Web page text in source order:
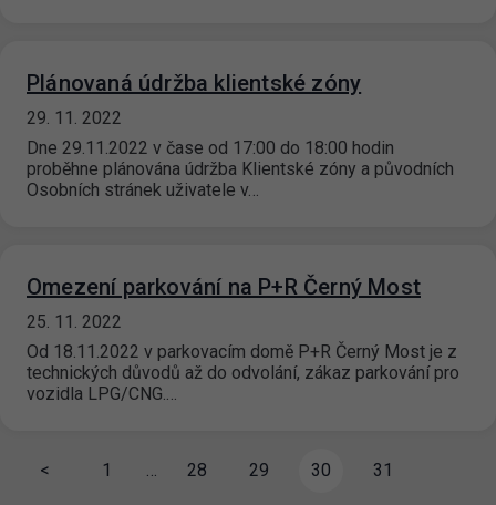
Plánovaná údržba klientské zóny
29. 11. 2022
Dne 29.11.2022 v čase od 17:00 do 18:00 hodin
proběhne plánována údržba Klientské zóny a původních
Osobních stránek uživatele v…
Omezení parkování na P+R Černý Most
25. 11. 2022
Od 18.11.2022 v parkovacím domě P+R Černý Most je z
technických důvodů až do odvolání, zákaz parkování pro
vozidla LPG/CNG.…
< 1 … 28 29 30 31